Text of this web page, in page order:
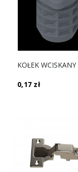
0,17 zł